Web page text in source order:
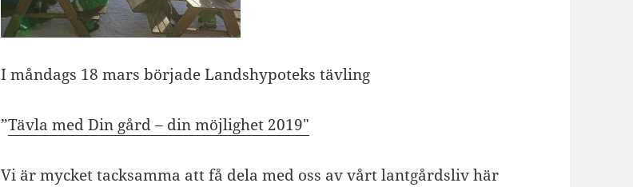
I måndags 18 mars började Landshypoteks tävling
”Tävla med Din gård – din möjlighet 2019″
Vi är mycket tacksamma att få dela med oss av vårt lantgårdsliv här